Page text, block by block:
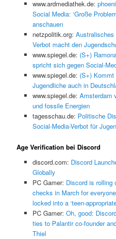
www.ardmediathek.de:
Social Media: ‘Große
anschauen
netzpolitik.org: Australisches
Verbot macht den
www.spiegel.de: (S+)
spricht sich gegen Social-
www.spiegel.de: (S+) Kommt
Jugendliche auch in
www.spiegel.de: Amsterdam
und fossile Energien
tagesschau.de: Politische
Social-Media-Verbot für
Age Verification bei Discord
discord.com: Discord
Globally
PC Gamer: Discord is rolling
checks in March for
locked into a ‘teen-
PC Gamer: Oh, good:
ties to Palantir co-founder
Thiel